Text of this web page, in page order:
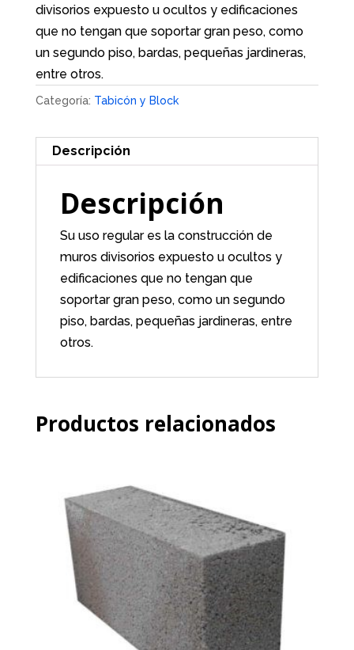
divisorios expuesto u ocultos y edificaciones
que no tengan que soportar gran peso, como
un segundo piso, bardas, pequeñas jardineras,
entre otros.
Categoría: Tabicón y Block
Descripción
Descripción
Su uso regular es la construcción de
muros divisorios expuesto u ocultos y
edificaciones que no tengan que
soportar gran peso, como un segundo
piso, bardas, pequeñas jardineras, entre
otros.
Productos relacionados